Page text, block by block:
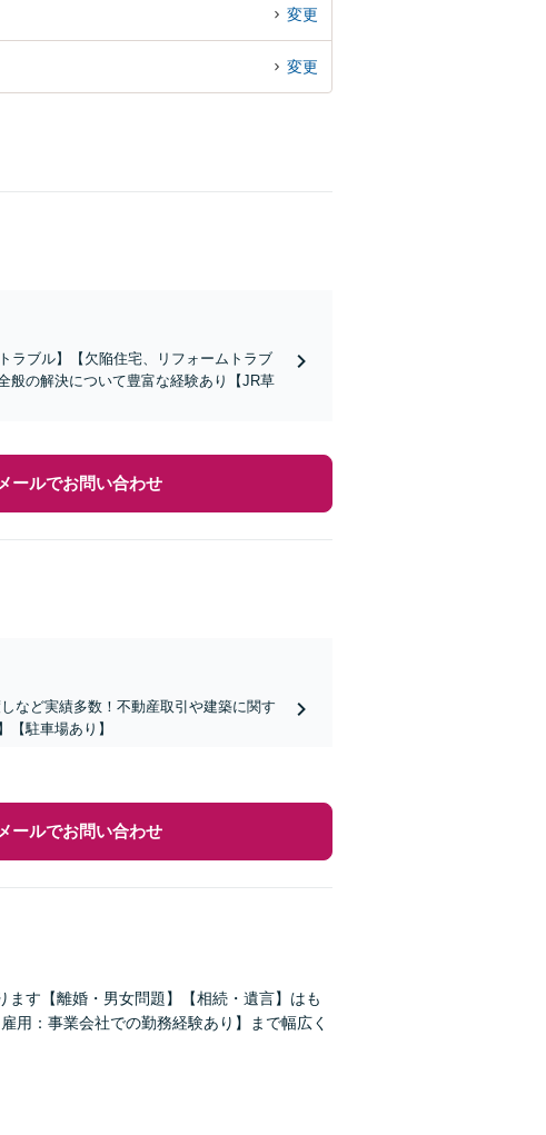
変更
変更
ラブル】【欠陥住宅、リフォームトラブ
般の解決について豊富な経験あり【JR草
メールでお問い合わせ
など実績多数！不動産取引や建築に関す
駐車場あり】
メールでお問い合わせ
ます【離婚・男女問題】【相続・遺言】はも
用：事業会社での勤務経験あり】まで幅広く